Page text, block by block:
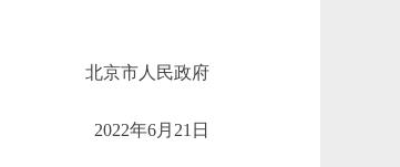
北京市人民政府
2022年6月21日